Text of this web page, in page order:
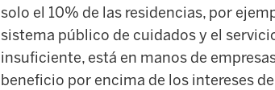
solo el 10% de las residencias, por
sistema público de cuidados y el
insuficiente, está en manos de
beneficio por encima de los intereses